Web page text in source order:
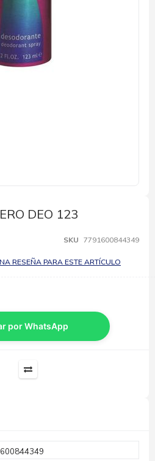
DEO 123
SKU 7791600844349
RESEÑA PARA ESTE ARTÍCULO
por WhatsApp